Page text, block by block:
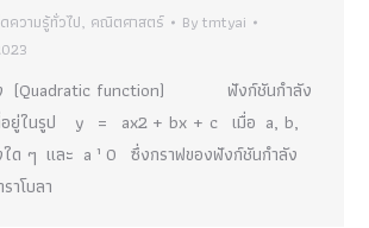
ความรู้ทั่วไป, คณิตศาสตร์ Bytmtyai
ง (Quadratic function) ฟังก์ชันกำลัง
อยู่ในรูป y = ax2 + bx + c เมื่อ a, b,
ใด ๆ และ a ¹ 0 ซึ่งกราฟของฟังก์ชันกำลัง
าโบลา